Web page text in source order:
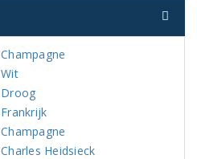
Champagne
Wit
Droog
Frankrijk
Champagne
Charles Heidsieck